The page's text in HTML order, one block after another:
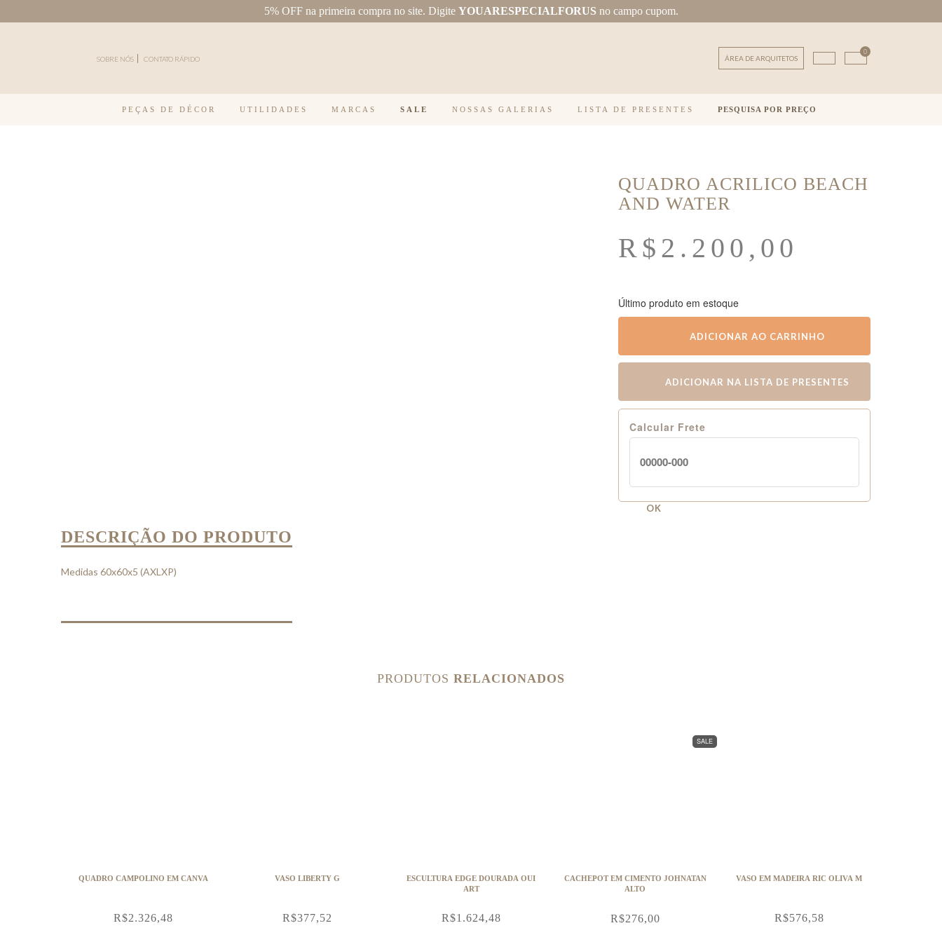
5% OFF na primeira compra no site. Digite YOUARESPECIALFORUS no campo cupom.
SOBRE NÓS CONTATO RÁPIDO ÁREA DE ARQUITETOS
0
PEÇAS DE DÉCOR UTILIDADES MARCAS SALE NOSSAS GALERIAS LISTA DE PRESENTES PESQUISA POR PREÇO
QUADRO ACRILICO BEACH
AND WATER
R$ 2.200,00
Último produto em estoque
ADICIONAR AO CARRINHO
ADICIONAR NA LISTA DE PRESENTES
Calcular Frete
OK
DESCRIÇÃO DO PRODUTO
Medidas 60x60x5 (AXLXP)
PRODUTOS RELACIONADOS
QUADRO CAMPOLINO EM CANVA
R$2.326,48
VASO LIBERTY G
R$377,52
ESCULTURA EDGE DOURADA OUI
ART
R$1.624,48
SALE
CACHEPOT EM CIMENTO JOHNATAN
ALTO
R$276,00
VASO EM MADEIRA RIC OLIVA M
R$576,58